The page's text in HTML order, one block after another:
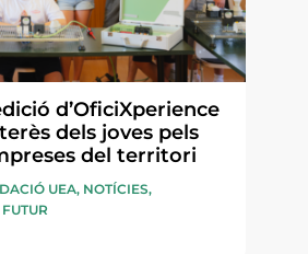
d’OficiXperience
dels joves pels
del territori
UEA, NOTÍCIES,